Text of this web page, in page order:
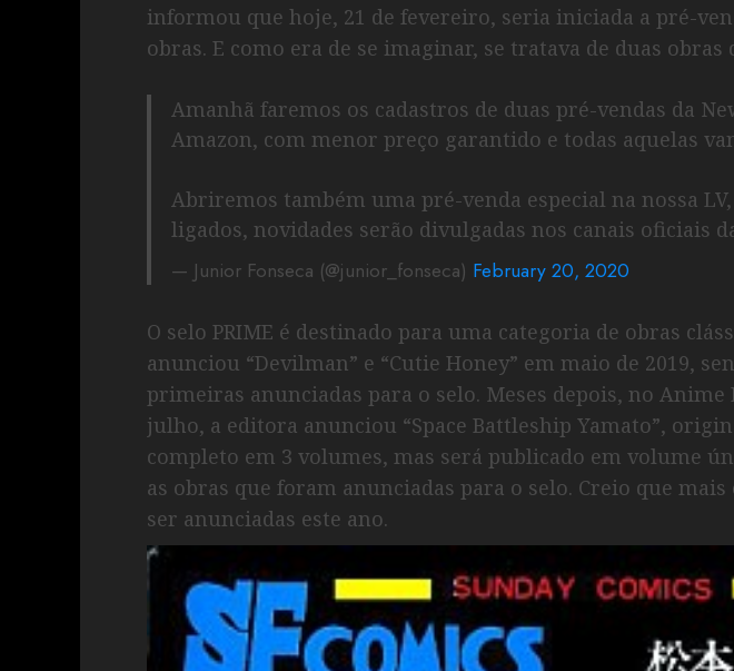
informou que hoje, 21 de fevereiro, seria iniciada a pré-
obras. E como era de se imaginar, se tratava de duas obras
Amanhã faremos os cadastros de duas pré-vendas da
Amazon, com menor preço garantido e todas aquelas
Abriremos também uma pré-venda especial na nossa
ligados, novidades serão divulgadas nos canais oficiais
— Junior Fonseca (@junior_fonseca) February 20, 2020
O selo PRIME é destinado para uma categoria de obras
anunciou “Devilman” e “Cutie Honey” em maio de 2019,
primeiras anunciadas para o selo. Meses depois, no Anime
julho, a editora anunciou “Space Battleship Yamato”,
completo em 3 volumes, mas será publicado em volume
as obras que foram anunciadas para o selo. Creio que mais
ser anunciadas este ano.